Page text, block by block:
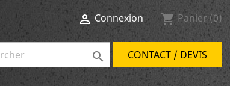
 Connexion shopping_cart Panier (0)
 CONTACT / DEVIS